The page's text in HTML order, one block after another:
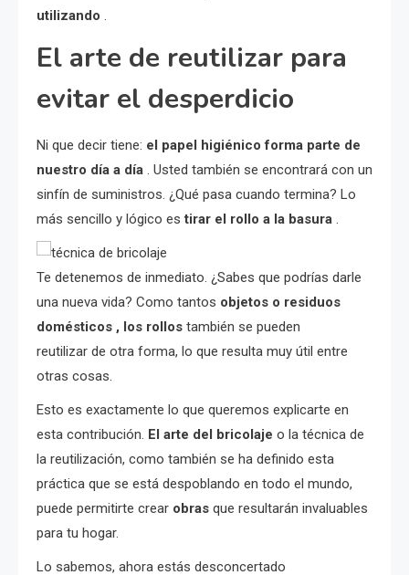
utilizando .
El arte de reutilizar para
evitar el desperdicio
Ni que decir tiene: el papel higiénico forma parte de
nuestro día a día . Usted también se encontrará con un
sinfín de suministros. ¿Qué pasa cuando termina? Lo
más sencillo y lógico estirar el rollo a la basura .
Te detenemos de inmediato. ¿Sabes que podrías darle
una nueva vida? Como tantos objetos o residuos
domésticos , los rollos también se pueden
reutilizar de otra forma, lo que resulta muy útil entre
otras cosas.
Esto es exactamente lo que queremos explicarte en
esta contribución. El arte del bricolaje o la técnica de
la reutilización, como también se ha definido esta
práctica que se está despoblando en todo el mundo,
puede permitirte crear obras que resultarán invaluables
para tu hogar.
Lo sabemos, ahora estás desconcertado